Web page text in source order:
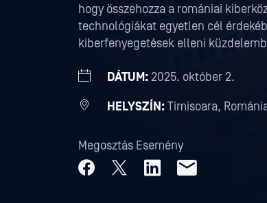
hogy összehozza a romániai
technológiákat egyetlen cél
kiberfenyegetések elleni
DÁTUM:2025. október 2.
HELYSZÍN:Timisoara,
Megosztás Esemény